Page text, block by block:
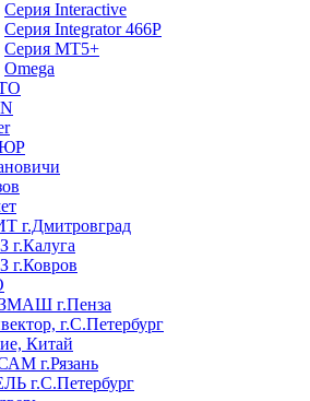
Серия Interactive
Серия Integrator 466P
Серия MT5+
Omega
г.Дмитровград
г.Ковров
г.Пенза
г.С.Петербург
Китай
г.Рязань
г.С.Петербург